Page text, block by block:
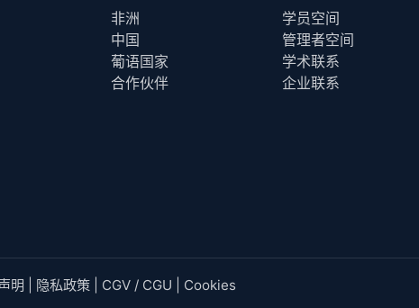
非洲
中国
葡语国家
合作伙伴
学员空间
管理者空间
学术联系
企业联系
明 隐私政策| CGV / CGU Cookies